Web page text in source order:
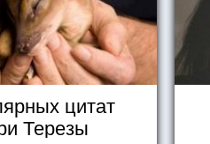
цитат
Терезы